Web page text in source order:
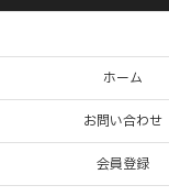
ホーム
お問い合わせ
会員登録